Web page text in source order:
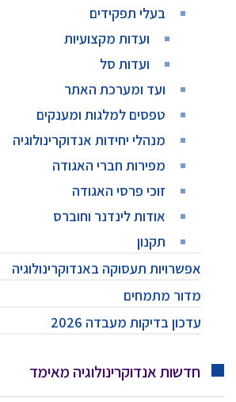
בעלי תפקידים
ועדות מקצועיות
ועדות סל
ועד ומערכת האתר
טפסים למלגות ומענקים
מנהלי יחידות אנדוקרינולוגיה
מפירות חברי האגודה
זוכי פרסי האגודה
אודות לינדנר וחוברס
תקנון
אפשרויות תעסוקה באנדוקרינולוגיה
מדור מתמחים
עדכון בדיקות מעבדה 2026
חדשות אנדוקרינולוגיה מאימד